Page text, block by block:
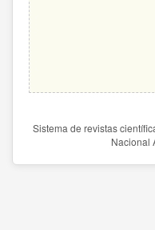
Sistema de revistas
Nacional